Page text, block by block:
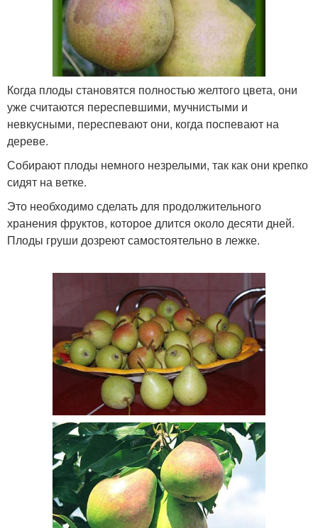
Когда плоды становятся полностью желтого цвета, они
уже считаются переспевшими, мучнистыми и
невкусными, переспевают они, когда поспевают на
дереве.
Собирают плоды немного незрелыми, так как они крепко
сидят на ветке.
Это необходимо сделать для продолжительного
хранения фруктов, которое длится около десяти дней.
Плоды груши дозреют самостоятельно в лежке.